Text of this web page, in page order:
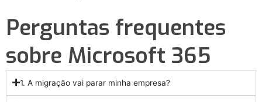
Perguntas frequentes
sobre Microsoft 365
1. A migração vai parar minha empresa?